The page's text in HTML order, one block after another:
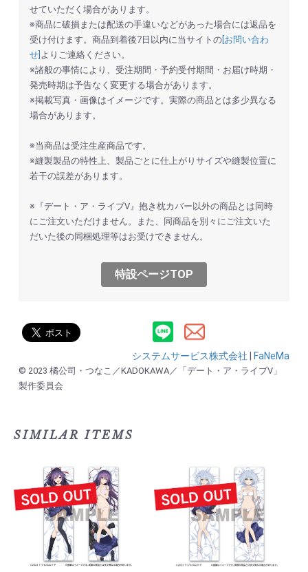
せていただく場合があります。
※商品に破損または配送の手違いなどがあった場合には返品を
受け付けます。商品到着後7日以内に当サイトの[お問い合わ
せ] よりご連絡ください。
※諸般の事情により、受注期間・予約受付期間・お届け時期・
発売時期は予告なく変更する場合があります。
※掲載写真・画像はイメージです。実際の商品とは多少異なる
場合があります。
※当商品は受注生産商品です。
※縫製製品の特性上、製品ごとに仕上がりサイズや縫製位置に
若干の誤差があります。
※『デート・ア・ライブⅤ』抱き枕カバー以外の商品とは同時
にご注文いただけません。また、同商品を別々にご注文いた
だいた後の同梱処理等はお受けできません。
特設ページTOP
システムサービス株式会社 FaNeMa
© 2023 橘公司・つなこ／KADOKAWA／「デート・ア・ライブⅤ」
製作委員会
SIMILAR ITEMS